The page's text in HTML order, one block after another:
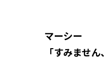
マーシー
「すみません